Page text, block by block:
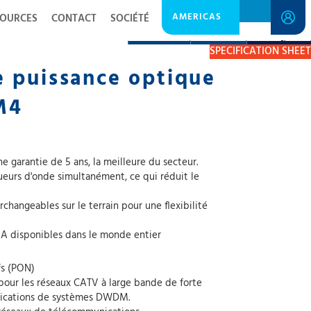
CONTACT SOCIÉTÉ AMERICAS
DESCRIPTIONRESOURCESGET A QUOTE
SPECIFICATION SHEET
puissance optique
garantie de 5 ans, la meilleure du secteur.
d'onde simultanément, ce qui réduit le
sur le terrain pour une flexibilité
disponibles dans le monde entier
(PON)
les réseaux CATV à large bande de forte
de systèmes DWDM.